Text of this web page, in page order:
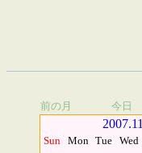
前の月 今日
2007.11
Sun Mon Tue Wed